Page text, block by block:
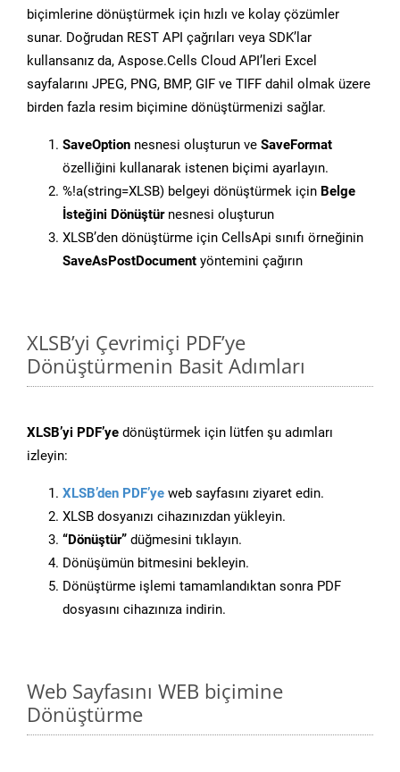
biçimlerine dönüştürmek için hızlı ve kolay çözümler
sunar. Doğrudan REST API çağrıları veya SDK’lar
kullansanız da, Aspose.Cells Cloud API’leri Excel
sayfalarını JPEG, PNG, BMP, GIF ve TIFF dahil olmak üzere
birden fazla resim biçimine dönüştürmenizi sağlar.
SaveOption nesnesi oluşturun ve SaveFormat
özelliğini kullanarak istenen biçimi ayarlayın.
%!a(string=XLSB) belgeyi dönüştürmek için Belge
İsteğini Dönüştürnesnesi oluşturun
XLSB’den dönüştürme için CellsApi sınıfı örneğinin
SaveAsPostDocument yöntemini çağırın
XLSB’yi Çevrimiçi PDF’ye
Dönüştürmenin Basit Adımları
XLSB’yi PDF’ye dönüştürmek için lütfen şu adımları
izleyin:
XLSB’den PDF’ye web sayfasını ziyaret edin.
XLSB dosyanızı cihazınızdan yükleyin.
“Dönüştür” düğmesini tıklayın.
Dönüşümün bitmesini bekleyin.
Dönüştürme işlemi tamamlandıktan sonra PDF
dosyasını cihazınıza indirin.
Web Sayfasını WEB biçimine
Dönüştürme